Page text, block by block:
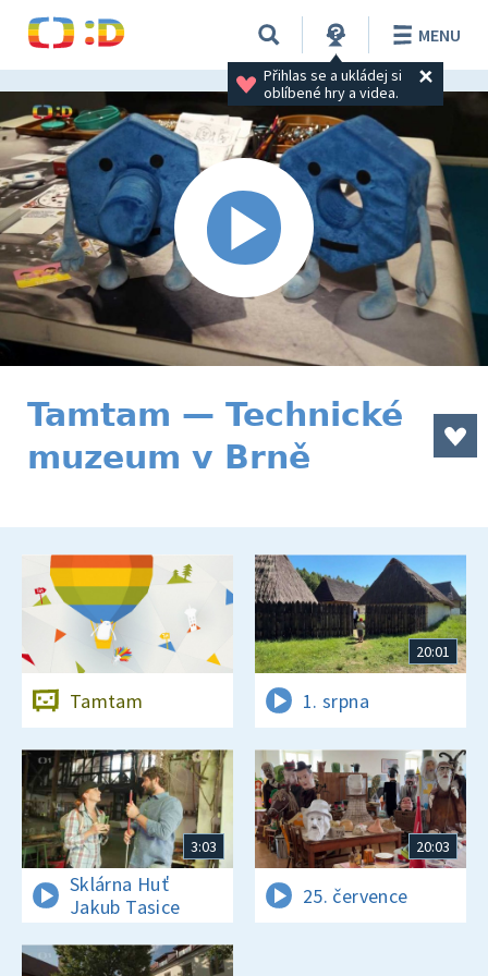
Přihlas se a ukládej si
oblíbené hry a videa.
MENU
Tamtam — Technické
muzeum v Brně
Tamtam
20:01
1. srpna
3:03
Sklárna Huť
Jakub Tasice
20:03
25. července